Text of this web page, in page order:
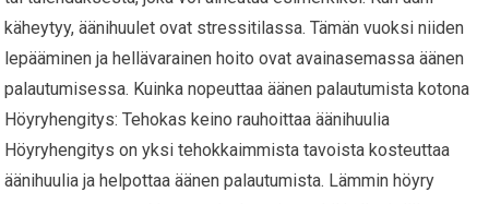
käheytyy, äänihuulet ovat stressitilassa. Tämän vuoksi niiden
lepääminen ja hellävarainen hoito ovat avainasemassa äänen
palautumisessa. Kuinka nopeuttaa äänen palautumista kotona
Höyryhengitys: Tehokas keino rauhoittaa äänihuulia
Höyryhengitys on yksi tehokkaimmista tavoista kosteuttaa
äänihuulia ja helpottaa äänen palautumista. Lämmin höyry